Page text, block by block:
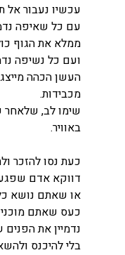
עכשיו נעבור אל
עם כל שאיפה
ממלא את הגוף
ועם כל נשיפה
העשן הכהה
מכבידות.
שימו לב, שלאחר
באוויר.
כעת נסו להזכר
דווקא אדם
או שאתם נושא
כעס שאתם
נדמיין את
בלי להיכנס